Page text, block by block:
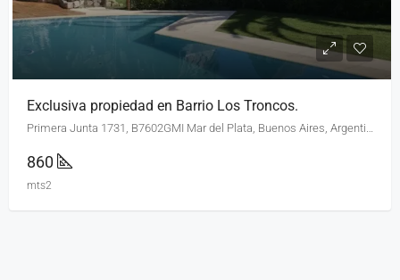
Exclusiva propiedad en Barrio Los Troncos.
Primera Junta 1731, B7602GMI Mar del Plata, Buenos Aires, Argentina
860
mts2